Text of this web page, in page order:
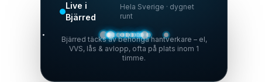
Live i
Bjärred
Hela Sverige · dygnet
runt
Bjärred täcks av behöriga hantverkare – el,
VVS, lås & avlopp, ofta på plats inom 1
timme.